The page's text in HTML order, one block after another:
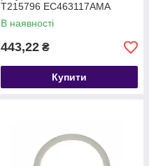
T215796 EC463117AMA
В наявності
443,22 ₴
Купити